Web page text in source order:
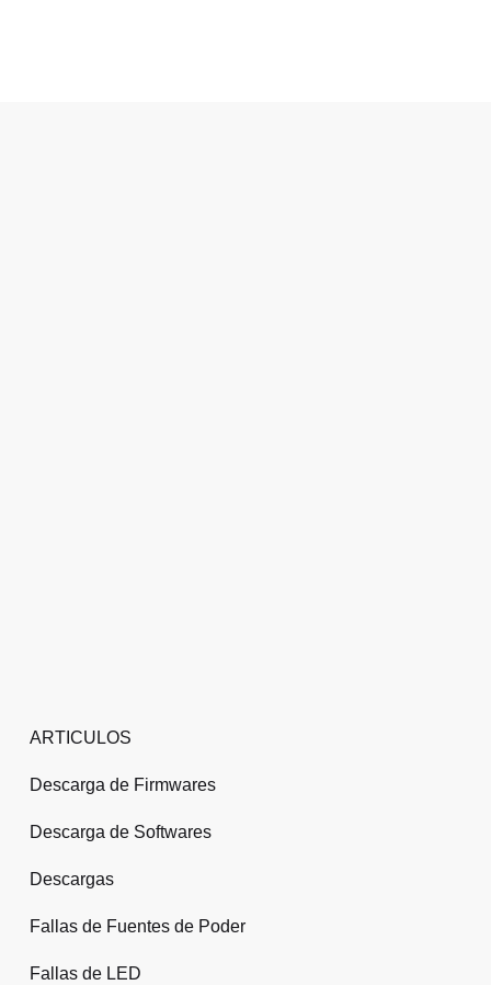
ARTICULOS
Descarga de Firmwares
Descarga de Softwares
Descargas
Fallas de Fuentes de Poder
Fallas de LED